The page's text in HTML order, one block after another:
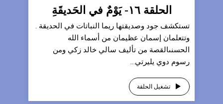
الحلقة ١٦- يَوْمٌ في الحَديقَةِ
تستكشف جود وصديقتها ريما النباتات في الحديقة .
وتتعلمان إسمان عظيمان من أسماء الله
الحسنىالقصة من تأليف سالي خالد زكي ومن
رسوم دوي يليرتي...
تشغيل الحلقة